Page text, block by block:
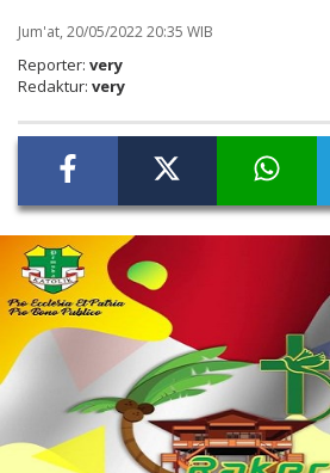
Jum'at, 20/05/2022 20:35 WIB
Reporter: very
Redaktur: very